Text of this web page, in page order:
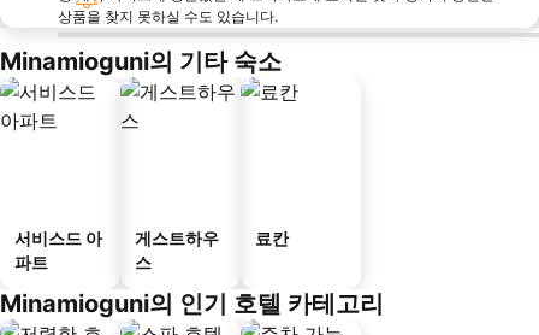
상품을 찾지 못하실 수도 있습니다.
Minamioguni의 기타 숙소
서비스드 아
파트
게스트하우
스
료칸
Minamioguni의 인기 호텔 카테고리